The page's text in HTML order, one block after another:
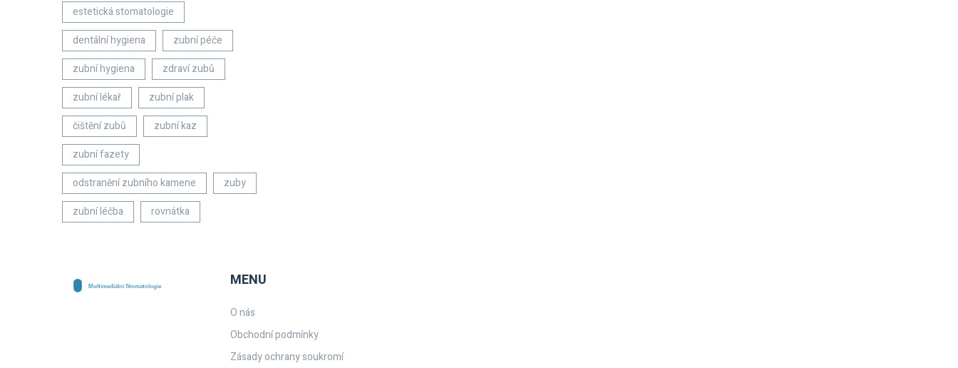
estetická stomatologie
dentální hygiena
zubní péče
zubní hygiena
zdraví zubů
zubní lékař
zubní plak
čištění zubů
zubní kaz
zubní fazety
odstranění zubního kamene
zuby
zubní léčba
rovnátka
MENU
O nás
Obchodní podmínky
Zásady ochrany soukromí